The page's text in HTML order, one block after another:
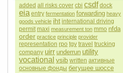
added all risks cover cbi csdf dock
eia entry fermentation forwarding heavy
goods vehicle iht international driving
permit maxi measurement ton mmo nfda
order practice principle provider
representation rpo tgv travel trucking
company uirr underrun utility
vocational vsib written активные
основные фонды бегущее шоссе